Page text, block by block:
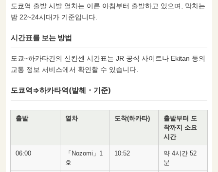
도쿄역 출발 시발 열차는 이른 아침부터 출발하고 있으며, 막차는
밤 22~24시대가 기준입니다.
시간표를 보는 방법
도쿄~하카타간의 신칸센 시간표는 JR 공식 사이트나 Ekitan 등의
교통 정보 서비스에서 확인할 수 있습니다.
도쿄역⇒하카타역(발췌・기준)
출발 열차 도착(하카타)
출발부터 도
착까지 소요
시간
06:00
「Nozomi」1
호
10:52
약 4시간 52
분